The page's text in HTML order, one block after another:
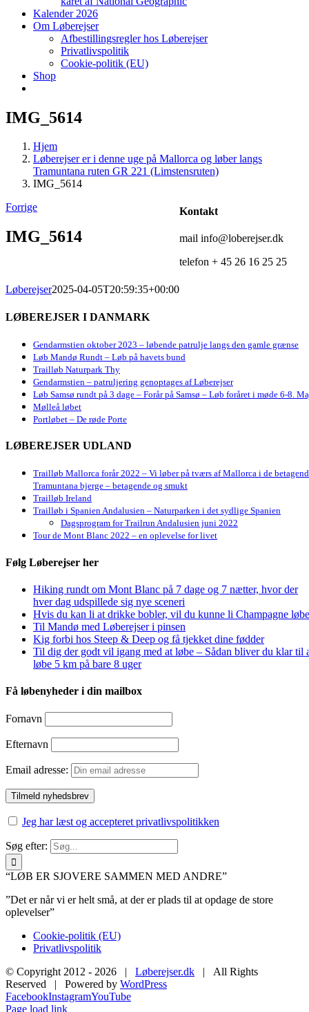
Kalender 2026
Om Løberejser
Afbestillingsregler hos Løberejser
Privatlivspolitik
Cookie-politik (EU)
Shop
IMG_5614
Hjem
Løberejser er i denne uge på Mallorca og løber langs
Tramuntana ruten GR 221 (Limstensruten)
IMG_5614
Forrige
IMG_5614
Løberejser2025-04-05T20:59:35+00:00
LØBEREJSER I DANMARK
Gendarmstien oktober 2023 – løbende patrulje langs den gamle grænse
Løb Mandø Rundt – Løb på havets bund
Trailløb Naturpark Thy
Gendarmstien – patruljering genoptages af Løberejser
Løb Samsø rundt på 3 dage – Forår på Samsø – Løb foråret i møde 6-8.
Mølleå løbet
Portløbet – De røde Porte
LØBEREJSER UDLAND
Trailløb Mallorca forår 2022 – Vi løber på tværs af Mallorca i de
Tramuntana bjerge – betagende og smukt
Trailløb Ireland
Trailløb i Spanien Andalusien – Naturparken i det sydlige Spanien
Dagsprogram for Trailrun Andalusien juni 2022
Tour de Mont Blanc 2022 – en oplevelse for livet
Følg Løberejser her
Hiking rundt om Mont Blanc på 7 dage og 7 nætter, hvor der
hver dag udspillede sig nye sceneri
Hvis du kan li at drikke bobler, vil du kunne li Champagne
Til Mandø med Løberejser i pinsen
Kig forbi hos Steep & Deep og få tjekket dine fødder
Til dig der godt vil igang med at løbe – Sådan bliver du klar til
løbe 5 km på bare 8 uger
Få løbenyheder i din mailbox
Fornavn
Efternavn
Email adresse:
Jeg har læst og accepteret privatlivspolitikken
Søg efter:
Kontakt
mail info@loberejser.dk
telefon + 45 26 16 25 25
“LØB ER SJOVERE SAMMEN MED ANDRE”
”Det er når vi er helt små, at der er plads til at opdage de store
oplevelser”
Cookie-politik (EU)
Privatlivspolitik
© Copyright 2012 - 2026 | Løberejser.dk | All Rights
Reserved | Powered by WordPress
FacebookInstagramYouTube
Page load link